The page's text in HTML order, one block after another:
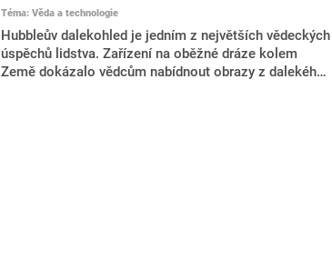
Téma: Věda a technologie
Hubbleův dalekohled je jedním z největších vědeckých
úspěchů lidstva. Zařízení na oběžné dráze kolem
Země dokázalo vědcům nabídnout obrazy z dalekého